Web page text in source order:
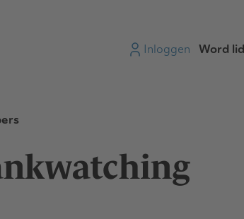
Inloggen Word lid